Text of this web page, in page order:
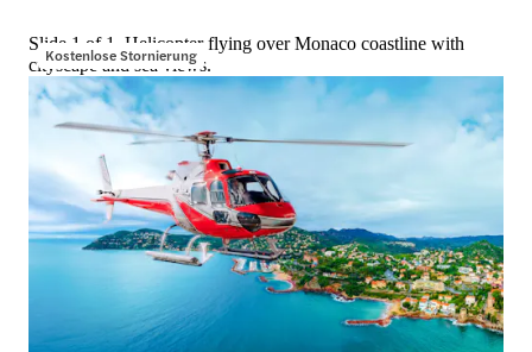
Kostenlose Stornierung
Slide 1 of 1, Helicopter flying over Monaco coastline with
cityscape and sea views.